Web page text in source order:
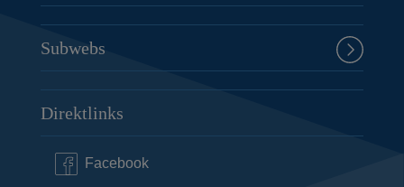
Subwebs
Direktlinks
Facebook